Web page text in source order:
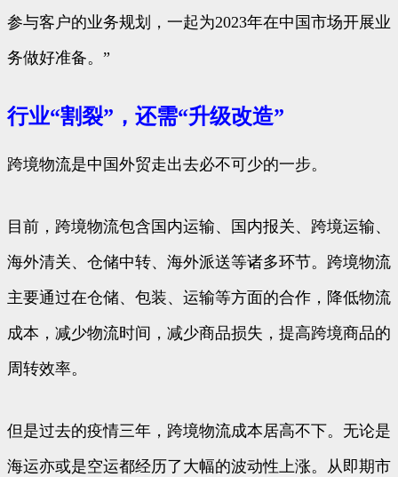
参与客户的业务规划，一起为2023年在中国市场开展业
务做好准备。”
行业“割裂”，还需“升级改造”
跨境物流是中国外贸走出去必不可少的一步。
目前，跨境物流包含国内运输、国内报关、跨境运输、
海外清关、仓储中转、海外派送等诸多环节。跨境物流
主要通过在仓储、包装、运输等方面的合作，降低物流
成本，减少物流时间，减少商品损失，提高跨境商品的
周转效率。
但是过去的疫情三年，跨境物流成本居高不下。无论是
海运亦或是空运都经历了大幅的波动性上涨。从即期市